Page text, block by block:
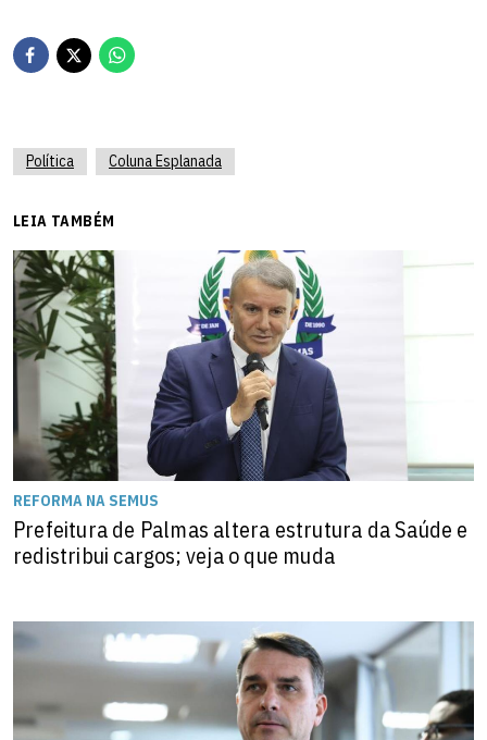
Política Coluna Esplanada
LEIA TAMBÉM
REFORMA NA SEMUS
Prefeitura de Palmas altera estrutura da Saúde e
redistribui cargos; veja o que muda